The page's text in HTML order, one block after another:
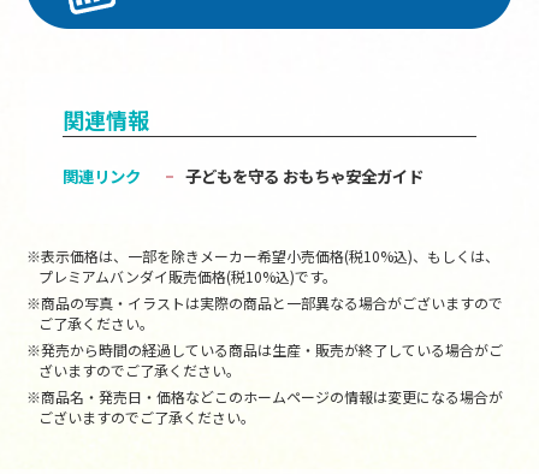
関連情報
関連リンク 子どもを守る おもちゃ安全ガイド
※表示価格は、一部を除きメーカー希望小売価格(税10%込)、もしくは、
プレミアムバンダイ販売価格(税10%込)です。
※商品の写真・イラストは実際の商品と一部異なる場合がございますので
ご了承ください。
※発売から時間の経過している商品は生産・販売が終了している場合がご
ざいますのでご了承ください。
※商品名・発売日・価格などこのホームページの情報は変更になる場合が
ございますのでご了承ください。